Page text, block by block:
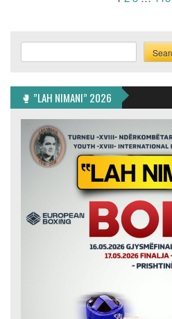
🥊 ”LAH NIMANI” 2026